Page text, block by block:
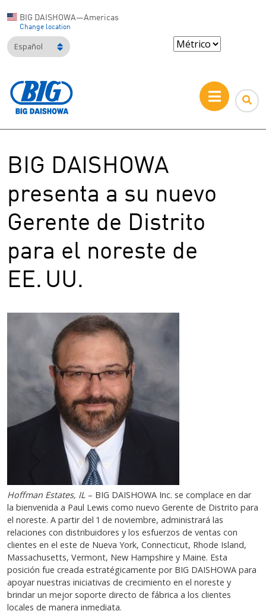
BIG DAISHOWA—Americas
Change location
Español
BIG DAISHOWA
presenta a su nuevo
Gerente de Distrito
para el noreste de
EE. UU.
Hoffman Estates, IL – BIG DAISHOWA Inc. se complace en dar
la bienvenida a Paul Lewis como nuevo Gerente de Distrito para
el noreste. A partir del 1 de noviembre, administrará las
relaciones con distribuidores y los esfuerzos de ventas con
clientes en el este de Nueva York, Connecticut, Rhode Island,
Massachusetts, Vermont, New Hampshire y Maine. Esta
posición fue creada estratégicamente por BIG DAISHOWA para
apoyar nuestras iniciativas de crecimiento en el noreste y
brindar un mejor soporte directo de fábrica a los clientes
locales de manera inmediata.